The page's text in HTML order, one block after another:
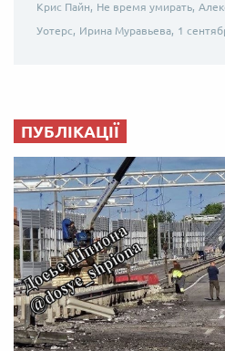
Крис Пайн, Не время умирать,
Уотерс, Ирина Муравьева, 1
ПУБЛІКАЦІЇ